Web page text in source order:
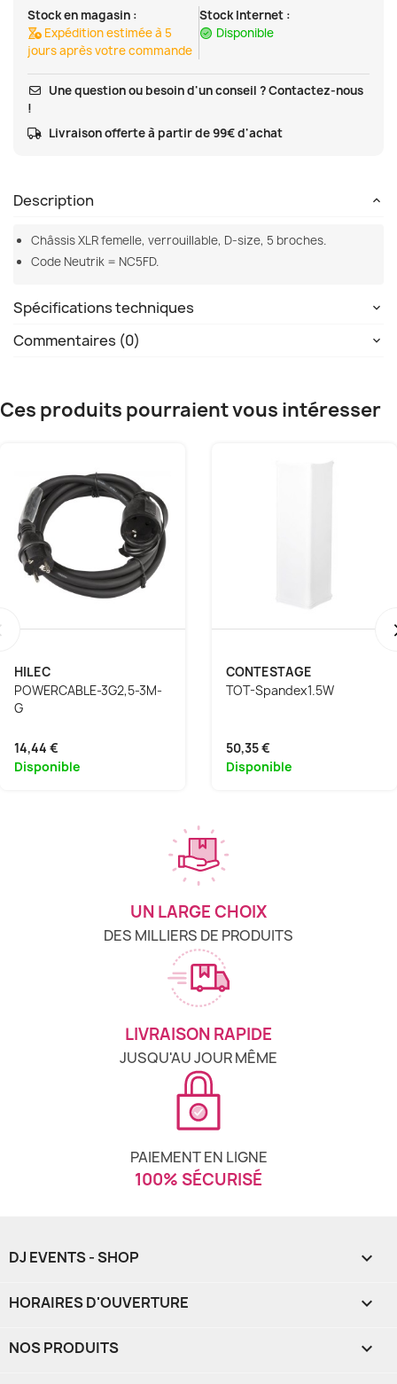
Stock en magasin :
Expédition estimée à 5
jours après votre commande
Stock Internet :
Disponible
Une question ou besoin d'un conseil ? Contactez-nous
!
Livraison offerte à partir de 99€ d'achat
Description
Châssis XLR femelle, verrouillable, D-size, 5 broches.
Code Neutrik = NC5FD.
Spécifications techniques
Commentaires (0)
Ces produits pourraient vous intéresser
HILEC
POWERCABLE-3G2,5-3M-
G
14,44 €
Disponible
CONTESTAGE
TOT-Spandex1.5W
50,35 €
Disponible
UN LARGE CHOIX
DES MILLIERS DE PRODUITS
LIVRAISON RAPIDE
JUSQU'AU JOUR MÊME
PAIEMENT EN LIGNE
100% SÉCURISÉ
DJ EVENTS - SHOP 
HORAIRES D'OUVERTURE 
NOS PRODUITS 